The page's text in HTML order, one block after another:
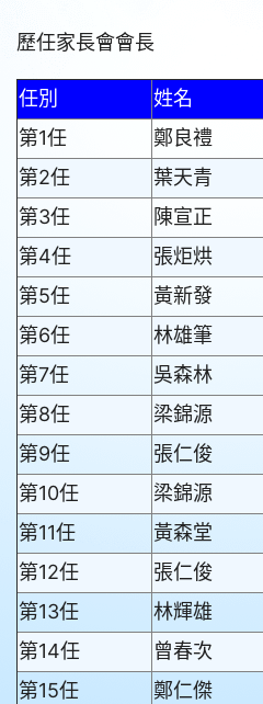
歷任家長會會長
任別 姓名
第1任
鄭良禮
第2任
葉天青
第3任
陳宣正
第4任
張炬烘
第5任
黃新發
第6任
林雄筆
第7任
吳森林
第8任
梁錦源
第9任
張仁俊
第10任
梁錦源
第11任
黃森堂
第12任
張仁俊
第13任
林輝雄
第14任
曾春次
第15任
鄭仁傑